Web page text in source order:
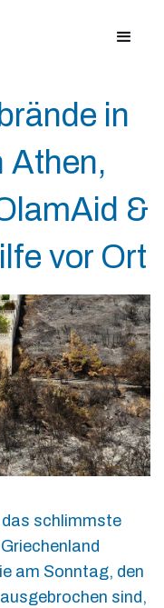
in
Athen,
&
vor Ort
das schlimmste
am Sonntag, den
sind,